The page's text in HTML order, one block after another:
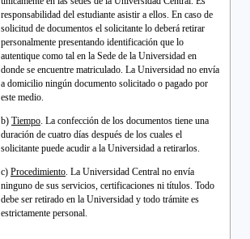
responsabilidad del estudiante asistir a ellos. En caso de
solicitud de documentos el solicitante lo deberá retirar
personalmente presentando identificación que lo
autentique como tal en la Sede de la Universidad en
donde se encuentre matriculado. La Universidad no envía
a domicilio ningún documento solicitado o pagado por
este medio.
b) Tiempo. La confección de los documentos tiene una
duración de cuatro días después de los cuales el
solicitante puede acudir a la Universidad a retirarlos.
c) Procedimiento. La Universidad Central no envía
ninguno de sus servicios, certificaciones ni títulos. Todo
debe ser retirado en la Universidad y todo trámite es
estrictamente personal.